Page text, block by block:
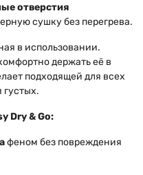
отверстия
сушку без перегрева.
в использовании.
держать её в
подходящей для всех
густых.
Dry & Go:
феном без повреждения